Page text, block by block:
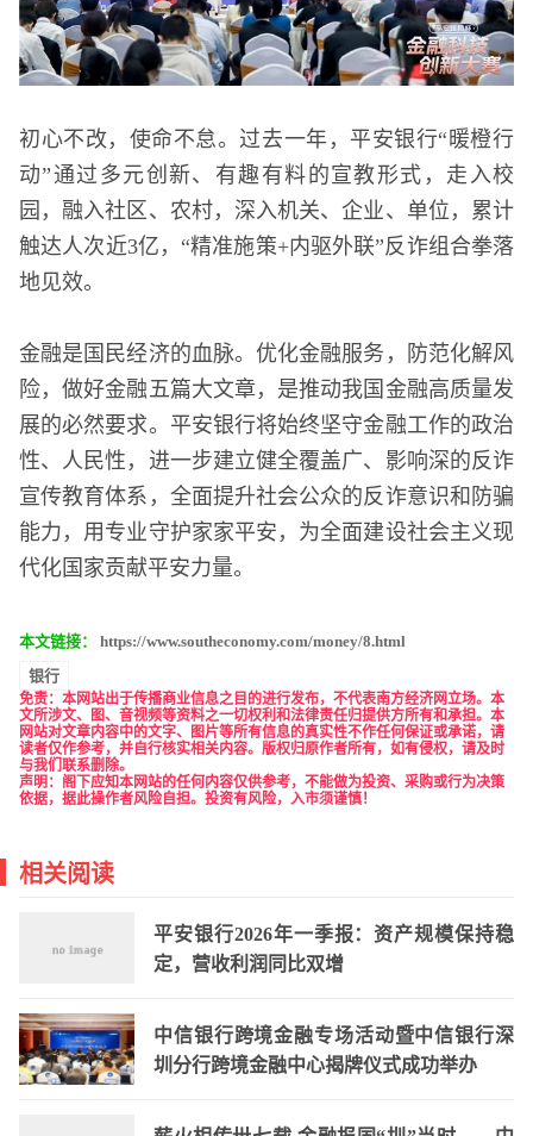
初心不改，使命不怠。过去一年，平安银行“暖橙行
动”通过多元创新、有趣有料的宣教形式，走入校
园，融入社区、农村，深入机关、企业、单位，累计
触达人次近3亿，“精准施策+内驱外联”反诈组合拳落
地见效。
金融是国民经济的血脉。优化金融服务，防范化解风
险，做好金融五篇大文章，是推动我国金融高质量发
展的必然要求。平安银行将始终坚守金融工作的政治
性、人民性，进一步建立健全覆盖广、影响深的反诈
宣传教育体系，全面提升社会公众的反诈意识和防骗
能力，用专业守护家家平安，为全面建设社会主义现
代化国家贡献平安力量。
本文链接： https://www.southeconomy.com/money/8.html
银行
免责：本网站出于传播商业信息之目的进行发布，不代表南方经济网立场。本
文所涉文、图、音视频等资料之一切权利和法律责任归提供方所有和承担。本
网站对文章内容中的文字、图片等所有信息的真实性不作任何保证或承诺，请
读者仅作参考，并自行核实相关内容。版权归原作者所有，如有侵权，请及时
与我们联系删除。
声明：阁下应知本网站的任何内容仅供参考，不能做为投资、采购或行为决策
依据，据此操作者风险自担。投资有风险，入市须谨慎！
相关阅读
平安银行2026年一季报：资产规模保持稳
定，营收利润同比双增
中信银行跨境金融专场活动暨中信银行深
圳分行跨境金融中心揭牌仪式成功举办